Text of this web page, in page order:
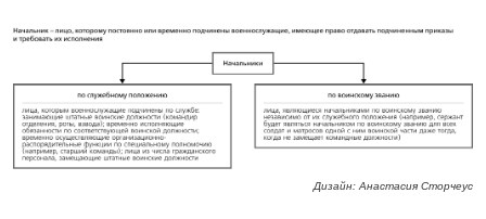
Дизайн: Анастасия Сторчеус